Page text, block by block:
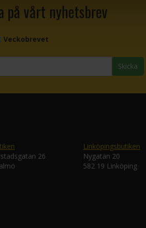
på vårt nyhetsbrev
Veckobrevet
Skicka
26
Linköpingsbutiken
Nygatan 20
582 19 Linköping